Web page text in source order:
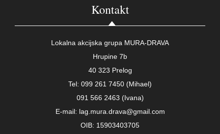
Kontakt
Lokalna akcijska grupa MURA-DRAVA
Hrupine 7b
40 323 Prelog
Tel: 099 261 7450 (Mihael)
091 566 2463 (Ivana)
E-mail: lag.mura.drava@gmail.com
OIB: 15903403705